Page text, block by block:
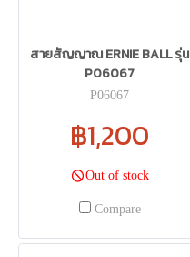
สายสัญญาณ ERNIE BALL รุ่น
P06067
P06067
฿1,200
Out of stock
Compare